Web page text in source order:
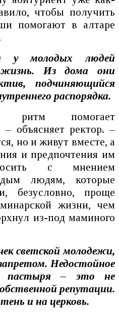
чтобы получить
помогают в алтаре
у молодых людей
жизнь. Из дома они
подчиняющийся
распорядка.
ритм помогает
– объясняет ректор. –
но и живут вместе, а
и предпочтения им
с мнением
людям, которые
безусловно, проще
жизни, чем
из-под маминого
светской молодежи,
Недостойное
пастыря – это не
репутации.
и на церковь.